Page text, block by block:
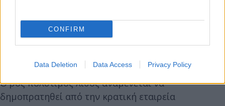
CONFIRM
Data Deletion Data Access Privacy Policy
«Έχουμε ανακτήσει ροζ διαμάντια στο παρελθόν,
αλλά το να βρούμε ένα τέτοιο μέγεθος είναι
Ο ροζ πολύτιμος λίθος αναμένεται να
δημοπρατηθεί από την κρατική εταιρεία